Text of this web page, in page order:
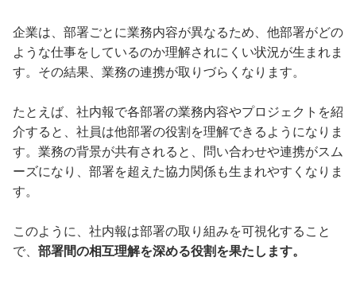
企業は、部署ごとに業務内容が異なるため、他部署がどの
ような仕事をしているのか理解されにくい状況が生まれま
す。その結果、業務の連携が取りづらくなります。
たとえば、社内報で各部署の業務内容やプロジェクトを紹
介すると、社員は他部署の役割を理解できるようになりま
す。業務の背景が共有されると、問い合わせや連携がスム
ーズになり、部署を超えた協力関係も生まれやすくなりま
す。
このように、社内報は部署の取り組みを可視化すること
で、 部署間の相互理解を深める役割を果たします。